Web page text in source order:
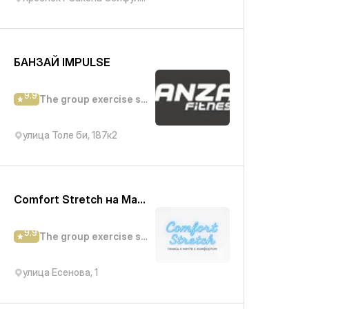
БАНЗАЙ IMPULSE
9.9 The group exercise studio
улица Толе би, 187к2
Comfort Stretch на Макатаева
9.9 The group exercise studio
улица Есенова, 1